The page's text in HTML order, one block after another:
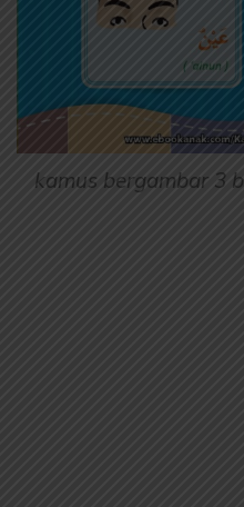
kamus bergambar 3